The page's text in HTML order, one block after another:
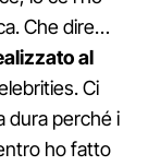
Che dire…
al
Ci
dura perché i
ho fatto